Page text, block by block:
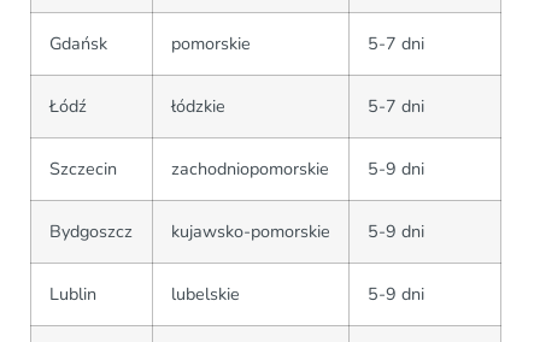
Gdańsk pomorskie 5-7 dni
Łódź łódzkie 5-7 dni
Szczecin zachodniopomorskie 5-9 dni
Bydgoszcz kujawsko-pomorskie 5-9 dni
Lublin lubelskie 5-9 dni